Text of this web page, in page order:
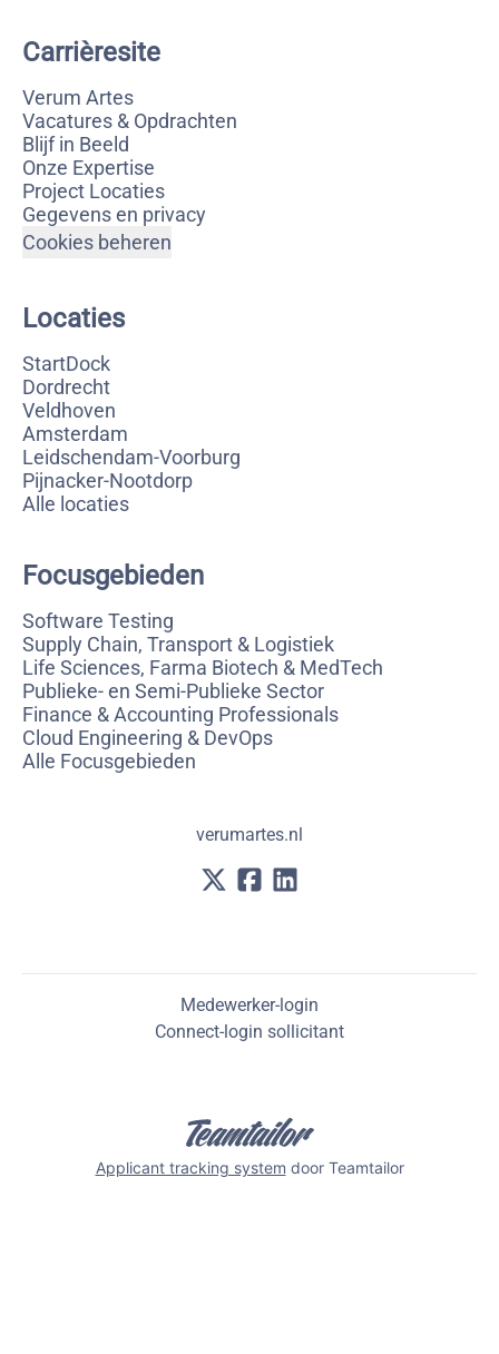
Carrièresite
Verum Artes
Vacatures & Opdrachten
Blijf in Beeld
Onze Expertise
Project Locaties
Gegevens en privacy
Cookies beheren
Locaties
StartDock
Dordrecht
Veldhoven
Amsterdam
Leidschendam-Voorburg
Pijnacker-Nootdorp
Alle locaties
Focusgebieden
Software Testing
Supply Chain, Transport & Logistiek
Life Sciences, Farma Biotech & MedTech
Publieke- en Semi-Publieke Sector
Finance & Accounting Professionals
Cloud Engineering & DevOps
Alle Focusgebieden
verumartes.nl
Medewerker-login
Connect-login sollicitant
Applicant tracking system door Teamtailor